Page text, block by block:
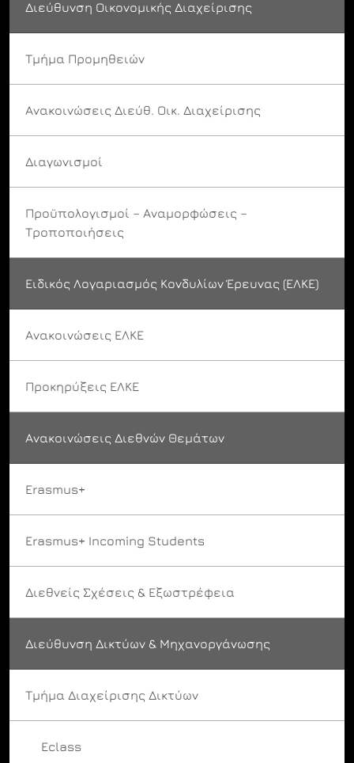
Διεύθυνση Οικονομικής Διαχείρισης
Τμήμα Προμηθειών
Ανακοινώσεις Διεύθ. Οικ. Διαχείρισης
Διαγωνισμοί
Προϋπολογισμοί – Αναμορφώσεις –
Τροποποιήσεις
Ειδικός Λογαριασμός Κονδυλίων Έρευνας (ΕΛΚΕ)
Ανακοινώσεις ΕΛΚΕ
Προκηρύξεις ΕΛΚΕ
Ανακοινώσεις Διεθνών Θεμάτων
Erasmus+
Erasmus+ Incoming Students
Διεθνείς Σχέσεις & Εξωστρέφεια
Διεύθυνση Δικτύων & Μηχανοργάνωσης
Τμήμα Διαχείρισης Δικτύων
Eclass